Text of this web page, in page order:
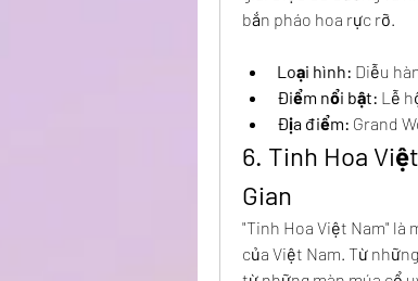
bắn pháo hoa rực rỡ.
Loại hình: Diễu
Điểm nổi bật: Lễ
Địa điểm: Grand
6. Tinh Hoa
Gian
"Tinh Hoa Việt Nam" là
của Việt Nam. Từ